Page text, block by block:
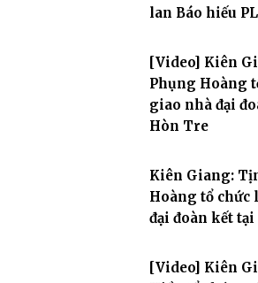
lan Báo hiếu
[Video] Kiên
Phụng Hoàng
giao nhà đại
Hòn Tre
Kiên Giang:
Hoàng tổ chức
đại đoàn kết
[Video] Kiên